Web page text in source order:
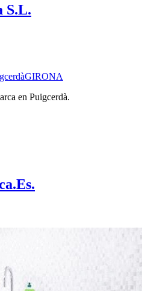
S.L.
GIRONA
en Puigcerdà.